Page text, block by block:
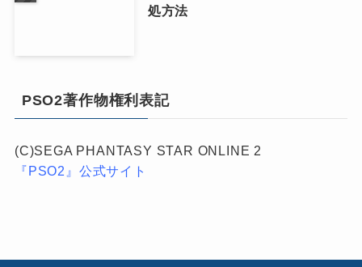
処方法
PSO2著作物権利表記
(C)SEGA PHANTASY STAR ONLINE 2
『PSO2』公式サイト